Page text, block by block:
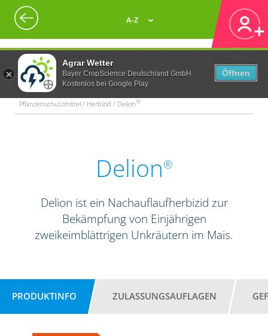
Agrar Wetter
Bayer CropScience Deutschland GmbH
Kostenlos bei Google Play
Öffnen
A-Z
Pflanzenschutzmittel / Herbizid / Delion®
Delion®
Delion ist ein Nachauflaufherbizid zur
Bekämpfung von Einjährigen
zweikeimblättrigen Unkräutern im Mais.
PRODUKTINFO ZULASSUNGSAUFLAGEN